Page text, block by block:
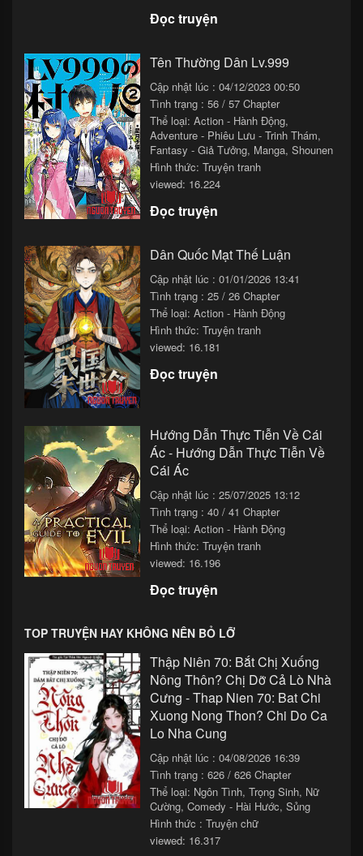
Đọc truyện
Tên Thường Dân Lv.999
Cập nhật lúc : 04/12/2023 00:50
Tình trạng : 56 / 57 Chapter
Thể loại: Action - Hành Động,
Adventure - Phiêu Lưu - Trinh Thám,
Fantasy - Giả Tưởng, Manga, Shounen
Hình thức: Truyện tranh
viewed: 16.224
Đọc truyện
Dân Quốc Mạt Thế Luận
Cập nhật lúc : 01/01/2026 13:41
Tình trạng : 25 / 26 Chapter
Thể loại: Action - Hành Động
Hình thức: Truyện tranh
viewed: 16.181
Đọc truyện
Hướng Dẫn Thực Tiễn Về Cái
Ác - Hướng Dẫn Thực Tiễn Về
Cái Ác
Cập nhật lúc : 25/07/2025 13:12
Tình trạng : 40 / 41 Chapter
Thể loại: Action - Hành Động
Hình thức: Truyện tranh
viewed: 16.196
Đọc truyện
TOP TRUYỆN HAY KHÔNG NÊN BỎ LỠ
Thập Niên 70: Bắt Chị Xuống
Nông Thôn? Chị Dỡ Cả Lò Nhà
Cưng - Thap Nien 70: Bat Chi
Xuong Nong Thon? Chi Do Ca
Lo Nha Cung
Cập nhật lúc : 04/08/2026 16:39
Tình trạng : 626 / 626 Chapter
Thể loại: Ngôn Tình, Trọng Sinh, Nữ
Cường, Comedy - Hài Hước, Sủng
Hình thức : Truyện chữ
viewed: 16.317